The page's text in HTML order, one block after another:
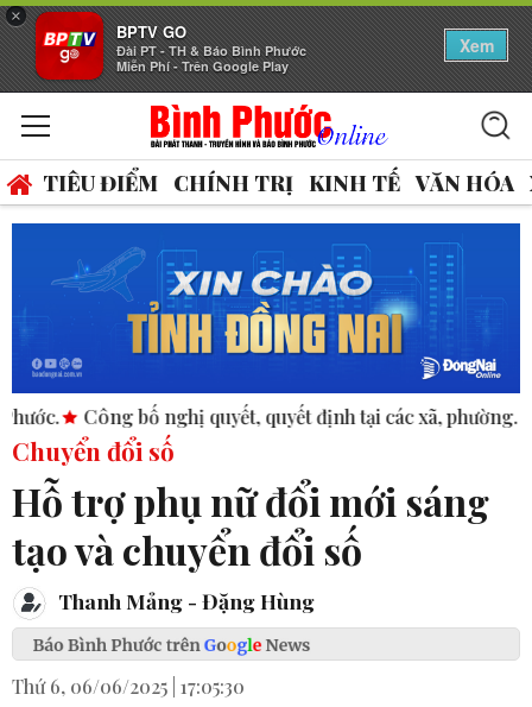
×
BPTV GO
Đài PT - TH & Báo Bình Phước
Miễn Phí - Trên Google Play
Xem
TIÊU ĐIỂM CHÍNH TRỊ KINH TẾ VĂN HÓA
quyết, quyết định tại các xã, phường. ASEAN thúc đẩy
Chuyển đổi số
Hỗ trợ phụ nữ đổi mới sáng
tạo và chuyển đổi số
Thanh Mảng - Đặng Hùng
Thứ 6, 06/06/2025 | 17:05:30